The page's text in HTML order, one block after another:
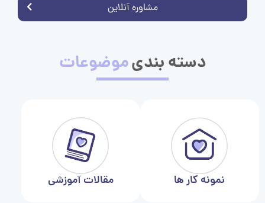
مشاوره آنلاین
دسته بندیموضوعات
نمونه کار ها مقالات آموزشی